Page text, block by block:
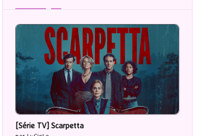
[Série TV] Scarpetta